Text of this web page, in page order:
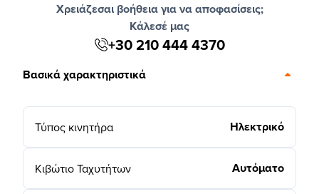
Χρειάζεσαι βοήθεια για να αποφασίσεις;
Κάλεσέ μας
+30 210 444 4370
Βασικά χαρακτηριστικά
Τύπος κινητήρα Ηλεκτρικό
Κιβώτιο Ταχυτήτων Αυτόματο